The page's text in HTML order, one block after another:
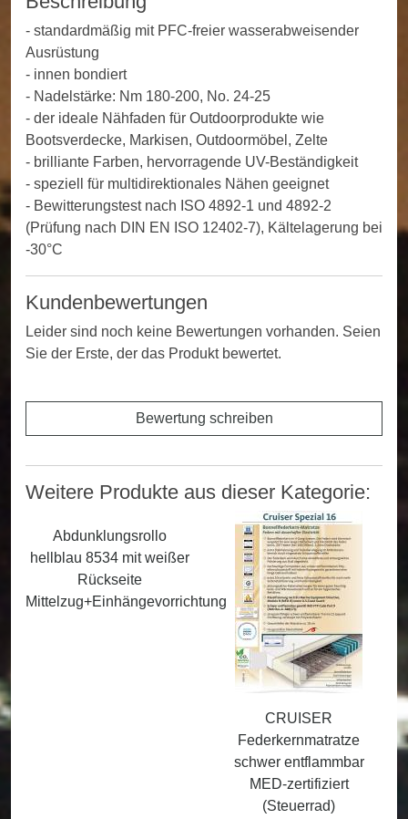
- standardmäßig mit PFC-freier wasserabweisender
Ausrüstung
- innen bondiert
- Nadelstärke: Nm 180-200, No. 24-25
- der ideale Nähfaden für Outdoorprodukte wie
Bootsverdecke, Markisen, Outdoormöbel, Zelte
- brilliante Farben, hervorragende UV-Beständigkeit
- speziell für multidirektionales Nähen geeignet
- Bewitterungstest nach ISO 4892-1 und 4892-2
(Prüfung nach DIN EN ISO 12402-7), Kältelagerung bei
-30°C
Kundenbewertungen
Leider sind noch keine Bewertungen vorhanden. Seien
Sie der Erste, der das Produkt bewertet.
Bewertung schreiben
Weitere Produkte aus dieser Kategorie:
Abdunklungsrollo
hellblau 8534 mit weißer
Rückseite
Mittelzug+Einhängevorrichtung
CRUISER
Federkernmatratze
schwer entflammbar
MED-zertifiziert
(Steuerrad)